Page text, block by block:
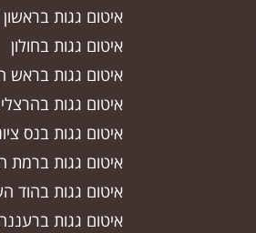
איטום גגות בראשון
איטום גגות בחולון
איטום גגות בראש
איטום גגות
איטום גגות בנס
איטום גגות ברמת
איטום גגות בהוד
איטום גגות